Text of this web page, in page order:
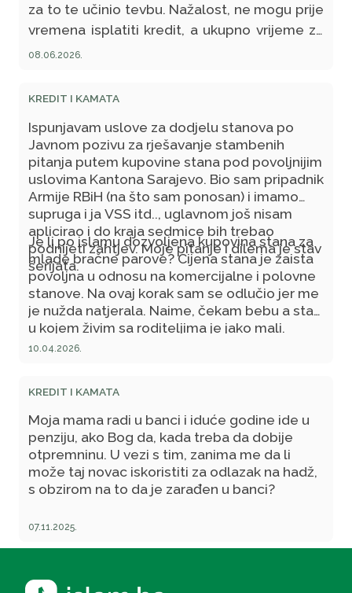
za to te učinio tevbu. Nažalost, ne mogu prije
vremena isplatiti kredit, a ukupno vrijeme za
vraćanje je deset godina. Da li je ispravno,
08.06.2026.
KREDIT I KAMATA
Ispunjavam uslove za dodjelu stanova po
Javnom pozivu za rješavanje stambenih
pitanja putem kupovine stana pod povoljnijim
uslovima Kantona Sarajevo. Bio sam pripadnik
Armije RBiH (na što sam ponosan) i imamo
supruga i ja VSS itd.., uglavnom još nisam
aplicirao i do kraja sedmice bih trebao
podnijeti zahtjev. Moje pitanje i dilema je stav
šerijata.
Je li po islamu dozvoljena kupovina stana za
mlade bračne parove? Cijena stana je zaista
povoljna u odnosu na komercijalne i polovne
stanove. Na ovaj korak sam se odlučio jer me
je nužda natjerala. Naime, čekam bebu a stan
u kojem živim sa roditeljima je jako mali.
Aranžman otplate stana će ići preko neke
10.04.2026.
KREDIT I KAMATA
Moja mama radi u banci i iduće godine ide u
penziju, ako Bog da, kada treba da dobije
otpremninu. U vezi s tim, zanima me da li
može taj novac iskoristiti za odlazak na hadž,
s obzirom na to da je zarađen u banci?
07.11.2025.